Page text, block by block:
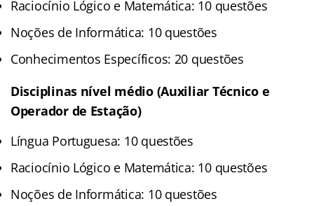
Raciocínio Lógico e Matemática: 10 questões
Noções de Informática: 10 questões
Conhecimentos Específicos: 20 questões
Disciplinas nível médio (Auxiliar Técnico e
Operador de Estação)
Língua Portuguesa: 10 questões
Raciocínio Lógico e Matemática: 10 questões
Noções de Informática: 10 questões